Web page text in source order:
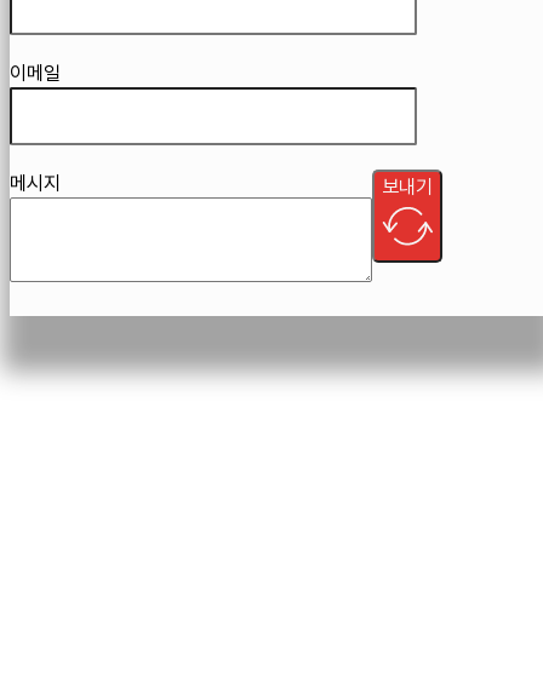
이메일
메시지 보내기